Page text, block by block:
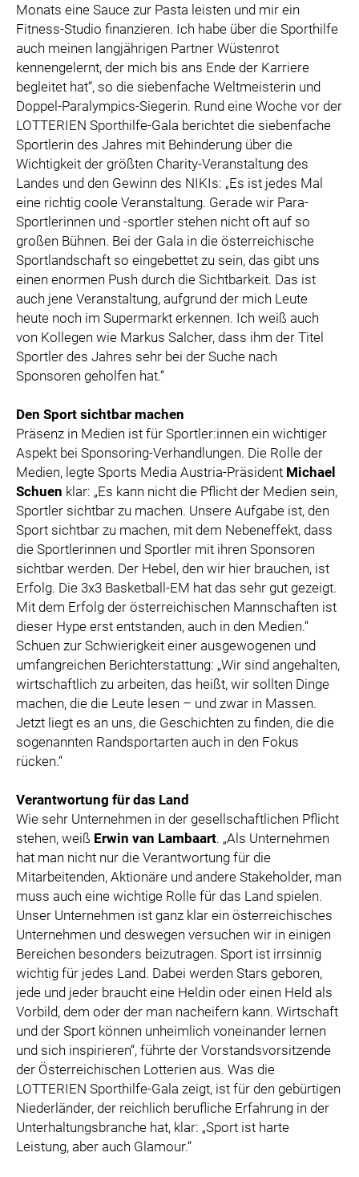
Monats eine Sauce zur Pasta leisten und mir ein
Fitness-Studio finanzieren. Ich habe über die Sporthilfe
auch meinen langjährigen Partner Wüstenrot
kennengelernt, der mich bis ans Ende der Karriere
begleitet hat“, so die siebenfache Weltmeisterin und
Doppel-Paralympics-Siegerin. Rund eine Woche vor der
LOTTERIEN Sporthilfe-Gala berichtet die siebenfache
Sportlerin des Jahres mit Behinderung über die
Wichtigkeit der größten Charity-Veranstaltung des
Landes und den Gewinn des NIKIs: „Es ist jedes Mal
eine richtig coole Veranstaltung. Gerade wir Para-
Sportlerinnen und -sportler stehen nicht oft auf so
großen Bühnen. Bei der Gala in die österreichische
Sportlandschaft so eingebettet zu sein, das gibt uns
einen enormen Push durch die Sichtbarkeit. Das ist
auch jene Veranstaltung, aufgrund der mich Leute
heute noch im Supermarkt erkennen. Ich weiß auch
von Kollegen wie Markus Salcher, dass ihm der Titel
Sportler des Jahres sehr bei der Suche nach
Sponsoren geholfen hat.“
Den Sport sichtbar machen
Präsenz in Medien ist für Sportler:innen ein wichtiger
Aspekt bei Sponsoring-Verhandlungen. Die Rolle der
Medien, legte Sports Media Austria-Präsident Michael
Schuen klar: „Es kann nicht die Pflicht der Medien sein,
Sportler sichtbar zu machen. Unsere Aufgabe ist, den
Sport sichtbar zu machen, mit dem Nebeneffekt, dass
die Sportlerinnen und Sportler mit ihren Sponsoren
sichtbar werden. Der Hebel, den wir hier brauchen, ist
Erfolg. Die 3x3 Basketball-EM hat das sehr gut gezeigt.
Mit dem Erfolg der österreichischen Mannschaften ist
dieser Hype erst entstanden, auch in den Medien.“
Schuen zur Schwierigkeit einer ausgewogenen und
umfangreichen Berichterstattung: „Wir sind angehalten,
wirtschaftlich zu arbeiten, das heißt, wir sollten Dinge
machen, die die Leute lesen – und zwar in Massen.
Jetzt liegt es an uns, die Geschichten zu finden, die die
sogenannten Randsportarten auch in den Fokus
rücken.“
Verantwortung für das Land
Wie sehr Unternehmen in der gesellschaftlichen Pflicht
stehen, weiß Erwin van Lambaart. „Als Unternehmen
hat man nicht nur die Verantwortung für die
Mitarbeitenden, Aktionäre und andere Stakeholder, man
muss auch eine wichtige Rolle für das Land spielen.
Unser Unternehmen ist ganz klar ein österreichisches
Unternehmen und deswegen versuchen wir in einigen
Bereichen besonders beizutragen. Sport ist irrsinnig
wichtig für jedes Land. Dabei werden Stars geboren,
jede und jeder braucht eine Heldin oder einen Held als
Vorbild, dem oder der man nacheifern kann. Wirtschaft
und der Sport können unheimlich voneinander lernen
und sich inspirieren“, führte der Vorstandsvorsitzende
der Österreichischen Lotterien aus. Was die
LOTTERIEN Sporthilfe-Gala zeigt, ist für den gebürtigen
Niederländer, der reichlich berufliche Erfahrung in der
Unterhaltungsbranche hat, klar: „Sport ist harte
Leistung, aber auch Glamour.“